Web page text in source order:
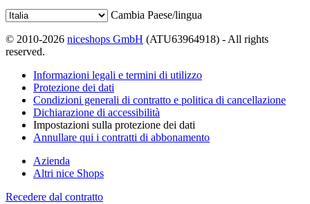
Cambia Paese/lingua
© 2010-2026 niceshops GmbH (ATU63964918) - All rights
reserved.
Informazioni legali e termini di utilizzo
Protezione dei dati
Condizioni generali di contratto e politica di cancellazione
Dichiarazione di accessibilità
Impostazioni sulla protezione dei dati
Annullare qui i contratti di abbonamento
Azienda
Altri nice Shops
Recedere dal contratto